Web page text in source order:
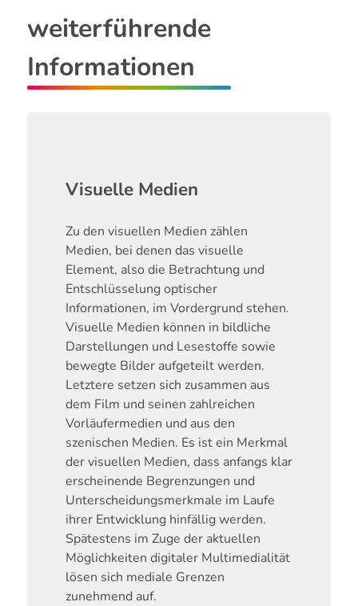
weiterführende
Informationen
Visuelle Medien
Zu den visuellen Medien zählen
Medien, bei denen das visuelle
Element, also die Betrachtung und
Entschlüsselung optischer
Informationen, im Vordergrund stehen.
Visuelle Medien können in bildliche
Darstellungen und Lesestoffe sowie
bewegte Bilder aufgeteilt werden.
Letztere setzen sich zusammen aus
dem Film und seinen zahlreichen
Vorläufermedien und aus den
szenischen Medien. Es ist ein Merkmal
der visuellen Medien, dass anfangs klar
erscheinende Begrenzungen und
Unterscheidungsmerkmale im Laufe
ihrer Entwicklung hinfällig werden.
Spätestens im Zuge der aktuellen
Möglichkeiten digitaler Multimedialität
lösen sich mediale Grenzen
zunehmend auf.